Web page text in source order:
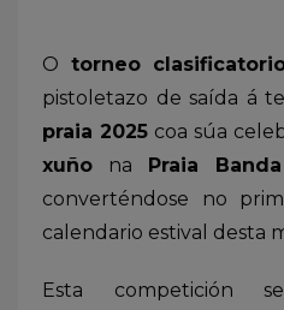
O torneo
pistoletazo de saída á
praia 2025 coa súa
xuño na Praia
converténdose no
calendario estival desta
Esta competición